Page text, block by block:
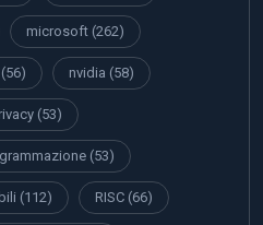
microsoft (262)
(56) nvidia (58)
(53)
(53)
(112) RISC (66)